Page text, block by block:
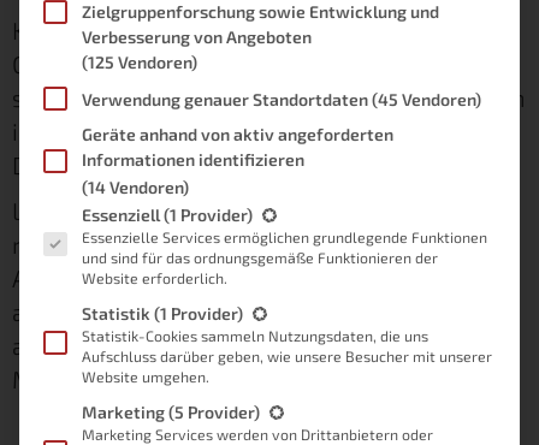
Kleinere Unternehmen fragen sich, welche
Geräte sie ihren Mitarbeitern zur Verfügung
stellen sollen und Heimanwender hinterfragen
immer wieder den Sinn oder Unsinn eines
Desktop PCs.
Lass uns in diesem Beitrag einen Blick auf die
richtigen technischen Werkzeuge für deinen
Arbeitsplatz werfen. Ich erzähle dir außerdem
am Ende meines Beitrags, wie ich aktuell
arbeite und mit welcher Konstellation ich im
Moment wirklich sehr glücklich bin.
Zielgruppenforschung sowie Entwicklung und
Verbesserung von Angeboten
(125 Vendoren)
Verwendung genauer Standortdaten(45 Vendoren)
Geräte anhand von aktiv angeforderten
Informationen identifizieren
(14 Vendoren)
Es folgt eine Liste der Service-Gruppen, für die eine
Essenziell(1 Provider)
Essenzielle Services ermöglichen grundlegende Funktionen
und sind für das ordnungsgemäße Funktionieren der
Website erforderlich.
Statistik (1 Provider)
Statistik-Cookies sammeln Nutzungsdaten, die uns
Aufschluss darüber geben, wie unsere Besucher mit unserer
Website umgehen.
Marketing(5 Provider)
Marketing Services werden von Drittanbietern oder